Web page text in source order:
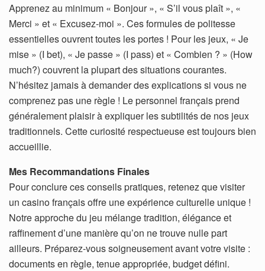
Apprenez au minimum « Bonjour », « S’il vous plaît », «
Merci » et « Excusez-moi ». Ces formules de politesse
essentielles ouvrent toutes les portes ! Pour les jeux, « Je
mise » (I bet), « Je passe » (I pass) et « Combien ? » (How
much?) couvrent la plupart des situations courantes.
N’hésitez jamais à demander des explications si vous ne
comprenez pas une règle ! Le personnel français prend
généralement plaisir à expliquer les subtilités de nos jeux
traditionnels. Cette curiosité respectueuse est toujours bien
accueillie.
Mes Recommandations Finales
Pour conclure ces conseils pratiques, retenez que visiter
un casino français offre une expérience culturelle unique !
Notre approche du jeu mélange tradition, élégance et
raffinement d’une manière qu’on ne trouve nulle part
ailleurs. Préparez-vous soigneusement avant votre visite :
documents en règle, tenue appropriée, budget défini.